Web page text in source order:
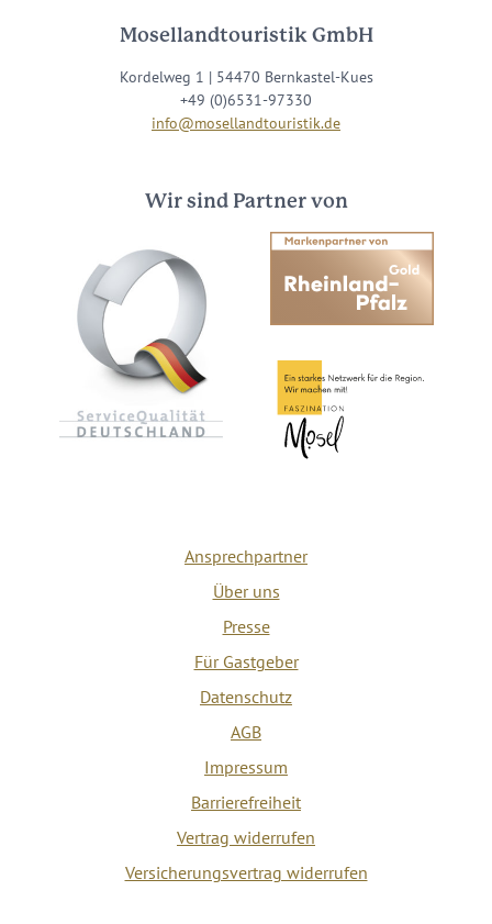
Mosellandtouristik GmbH
Kordelweg 1 | 54470 Bernkastel-Kues
+49 (0)6531-97330
info@mosellandtouristik.de
Wir sind Partner von
Ansprechpartner
Über uns
Presse
Für Gastgeber
Datenschutz
AGB
Impressum
Barrierefreiheit
Vertrag widerrufen
Versicherungsvertrag widerrufen